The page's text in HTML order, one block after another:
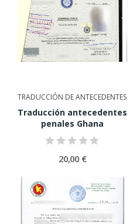
TRADUCCIÓN DE ANTECEDENTES
Traducción antecedentes
penales Ghana
20,00 €